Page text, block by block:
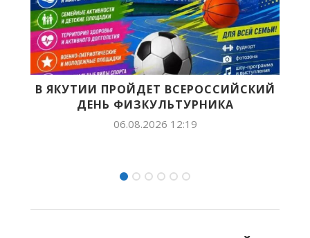
ДУОБАТ XV ТУРНИРЫГАР
СААМАЙ КЫРАЧААННАРА
28.04.2026 16:48